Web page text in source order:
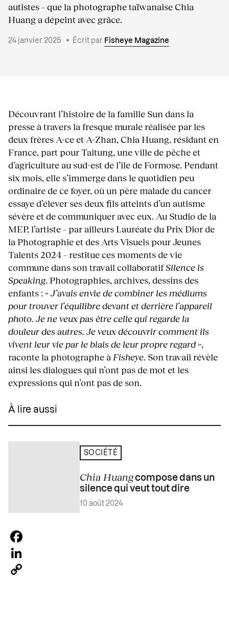
autistes – que la photographe taïwanaise Chia
Huang a dépeint avec grâce.
24 janvier 2025 • Écrit par Fisheye Magazine
Découvrant l’histoire de la famille Sun dans la
presse à travers la fresque murale réalisée par les
deux frères A-ce et A-Zhan, Chia Huang, résidant en
France, part pour Taitung, une ville de pêche et
d’agriculture au sud-est de l’île de Formose. Pendant
six mois, elle s’immerge dans le quotidien peu
ordinaire de ce foyer, où un père malade du cancer
essaye d’élever ses deux fils atteints d’un autisme
sévère et de communiquer avec eux. Au Studio de la
MEP, l’artiste – par ailleurs Lauréate du Prix Dior de
la Photographie et des Arts Visuels pour Jeunes
Talents 2024 – restitue ces moments de vie
commune dans son travail collaboratifSilence is
Speaking. Photographies, archives, dessins des
enfants : «J’avais envie de combiner les médiums
pour trouver l’équilibre devant et derrière l’appareil
photo. Je ne veux pas être celle qui regarde la
douleur des autres. Je veux découvrir comment ils
vivent leur vie par le biais de leur propre regard»,
raconte la photographe à Fisheye. Son travail révèle
ainsi les dialogues qui n’ont pas de mot et les
expressions qui n’ont pas de son.
À lire aussi
SOCIÉTÉ
Chia Huangcompose dans un
silence qui veut tout dire
10 août 2024
Facebook
LinkedIn